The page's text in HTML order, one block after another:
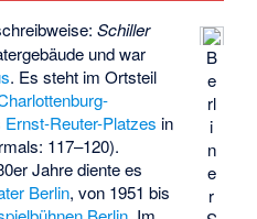
B
e
rl
i
n
e
r
Schiller
und war
. Es steht im Ortsteil
Ernst-Reuter-Platzes in
117–120).
Jahre diente es
Berlin, von 1951 bis